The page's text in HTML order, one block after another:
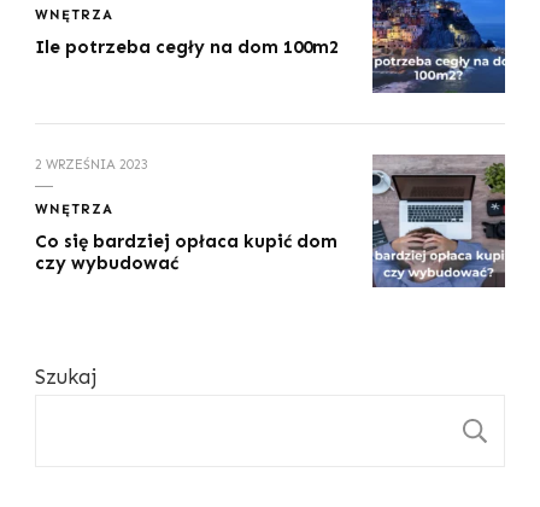
WNĘTRZA
Ile potrzeba cegły na dom 100m2
2 WRZEŚNIA 2023
WNĘTRZA
Co się bardziej opłaca kupić dom
czy wybudować
Szukaj